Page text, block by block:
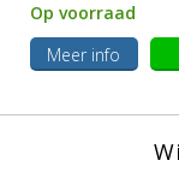
Op voorraad
Meer info